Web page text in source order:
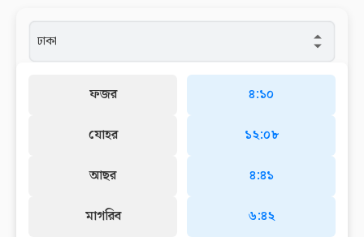
ফজর
যোহর
আছর
মাগরিব
৪:১০
১২:০৮
৪:৪১
৬:৪২